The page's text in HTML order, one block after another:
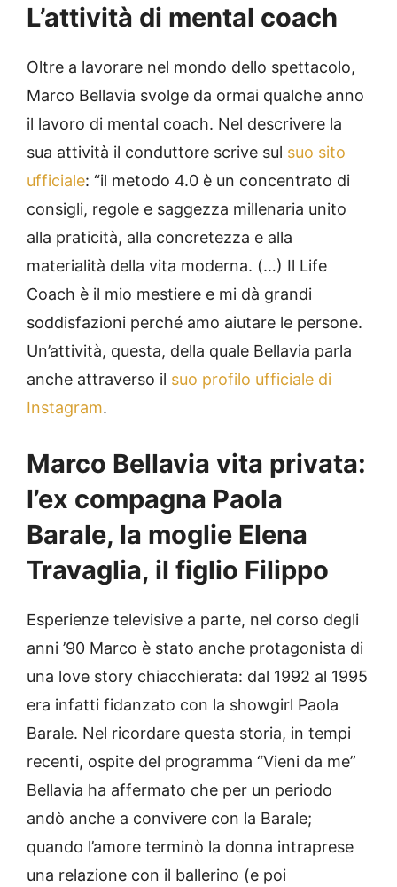
L’attività di mental coach
Oltre a lavorare nel mondo dello spettacolo,
Marco Bellavia svolge da ormai qualche anno
il lavoro di mental coach. Nel descrivere la
sua attività il conduttore scrive sul suo sito
ufficiale: “il metodo 4.0 è un concentrato di
consigli, regole e saggezza millenaria unito
alla praticità, alla concretezza e alla
materialità della vita moderna. (…) Il Life
Coach è il mio mestiere e mi dà grandi
soddisfazioni perché amo aiutare le persone.
Un’attività, questa, della quale Bellavia parla
anche attraverso il suo profilo ufficiale di
Instagram.
Marco Bellavia vita privata:
l’ex compagna Paola
Barale, la moglie Elena
Travaglia, il figlio Filippo
Esperienze televisive a parte, nel corso degli
anni ’90 Marco è stato anche protagonista di
una love story chiacchierata: dal 1992 al 1995
era infatti fidanzato con la showgirl Paola
Barale. Nel ricordare questa storia, in tempi
recenti, ospite del programma “Vieni da me”
Bellavia ha affermato che per un periodo
andò anche a convivere con la Barale;
quando l’amore terminò la donna intraprese
una relazione con il ballerino (e poi